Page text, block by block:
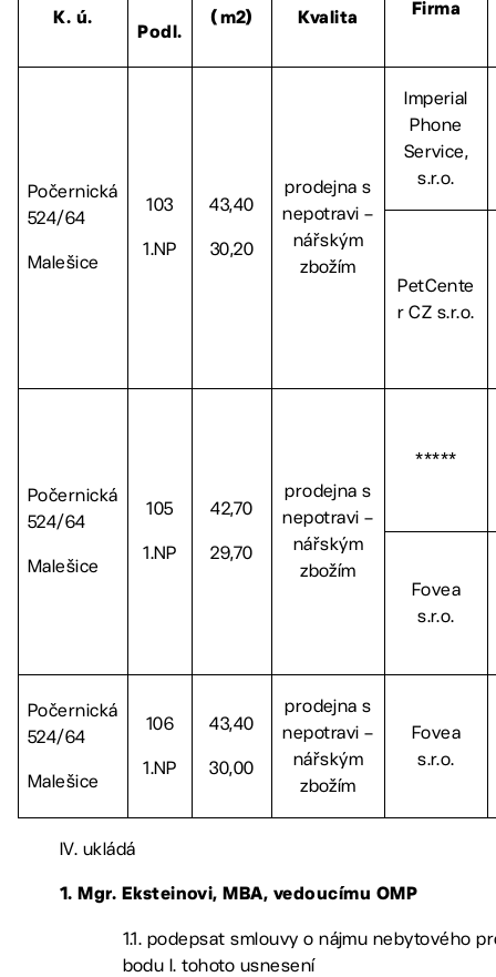
K. ú.
Podl.
(m2) Kvalita
Firma
Počernická
524/64
Malešice
103
1.NP
43,40
30,20
prodejna s
nepotravi –
nářským
zbožím
Imperial
Phone
Service,
s.r.o.
PetCente
r CZ s.r.o.
Počernická
524/64
Malešice
105
1.NP
42,70
29,70
prodejna s
nepotravi –
nářským
zbožím
*****
Fovea
s.r.o.
Počernická
524/64
Malešice
106
1.NP
43,40
30,00
prodejna s
nepotravi –
nářským
zbožím
Fovea
s.r.o.
IV. ukládá
1. Mgr. Eksteinovi, MBA, vedoucímu OMP
1.1. podepsat smlouvy o nájmu nebytového
bodu I. tohoto usnesení